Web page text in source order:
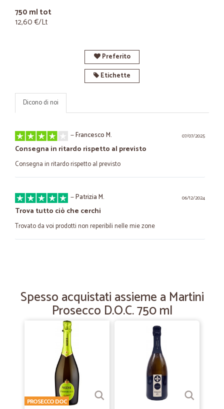
750 ml tot
12,60 €/Lt
Preferito
Etichette
Dicono di noi
07/07/2025
—Francesco M.
Consegna in ritardo rispetto al previsto
Consegna in ritardo rispetto al previsto
06/12/2024
—Patrizia M.
Trova tutto ciò che cerchi
Trovato da voi prodotti non reperibili nelle mie zone
servizio offerto. Il costo del pagamento a mezzo PayPal mi sembra un
po' alto.
Bella merce, consegnata puntualmente.
Prodotto consegnato puntualmente, fresco e di ottimo aspetto,
soprattutto di ottimo sapore. Grazie
Spesso acquistati assieme a Martini
Prosecco D.O.C. 750 ml
PROSECCO DOC